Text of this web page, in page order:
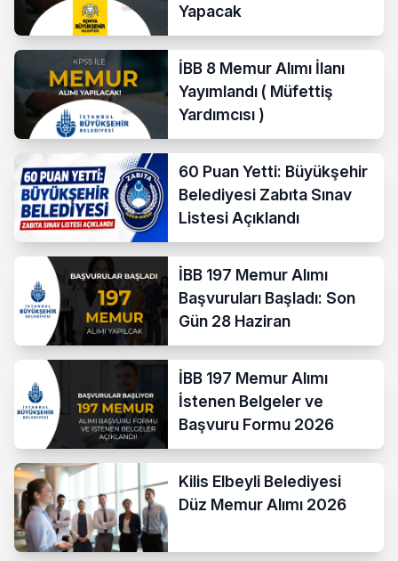
Yapacak
İBB 8 Memur Alımı İlanı
Yayımlandı ( Müfettiş
Yardımcısı )
60 Puan Yetti: Büyükşehir
Belediyesi Zabıta Sınav
Listesi Açıklandı
İBB 197 Memur Alımı
Başvuruları Başladı: Son
Gün 28 Haziran
İBB 197 Memur Alımı
İstenen Belgeler ve
Başvuru Formu 2026
Kilis Elbeyli Belediyesi
Düz Memur Alımı 2026